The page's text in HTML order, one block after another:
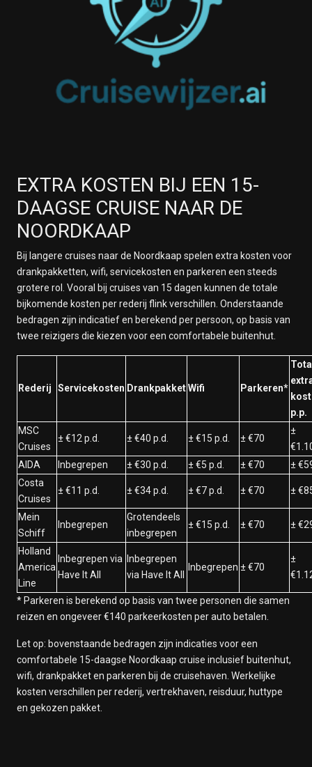
EXTRA KOSTEN BIJ EEN 15-
DAAGSE CRUISE NAAR DE
NOORDKAAP
Bij langere cruises naar de Noordkaap spelen extra kosten voor
drankpakketten, wifi, servicekosten en parkeren een steeds
grotere rol. Vooral bij cruises van 15 dagen kunnen de totale
bijkomende kosten per rederij flink verschillen. Onderstaande
bedragen zijn indicatief en berekend per persoon, op basis van
twee reizigers die kiezen voor een comfortabele buitenhut.
Rederij Servicekosten DrankpakketWifi Parkeren*
p.p.
MSC
Cruises
± €12 p.d. ± €40 p.d. ± €15 p.d. ± €70
±
AIDA
Inbegrepen ± €30 p.d. ± €5 p.d. ± €70
±
Costa
Cruises
± €11 p.d. ± €34 p.d. ± €7 p.d. ± €70 ±
Mein
Schiff
Inbegrepen
Grotendeels
inbegrepen
± €15 p.d. ± €70 ±
Holland
America
Line
Inbegrepen via
Have It All
Inbegrepen
via Have It All
Inbegrepen ± €70
±
* Parkeren is berekend op basis van twee personen die samen
reizen en ongeveer €140 parkeerkosten per auto betalen.
Let op: bovenstaande bedragen zijn indicaties voor een
comfortabele 15-daagse Noordkaap cruise inclusief buitenhut,
wifi, drankpakket en parkeren bij de cruisehaven. Werkelijke
kosten verschillen per rederij, vertrekhaven, reisduur, huttype
en gekozen pakket.